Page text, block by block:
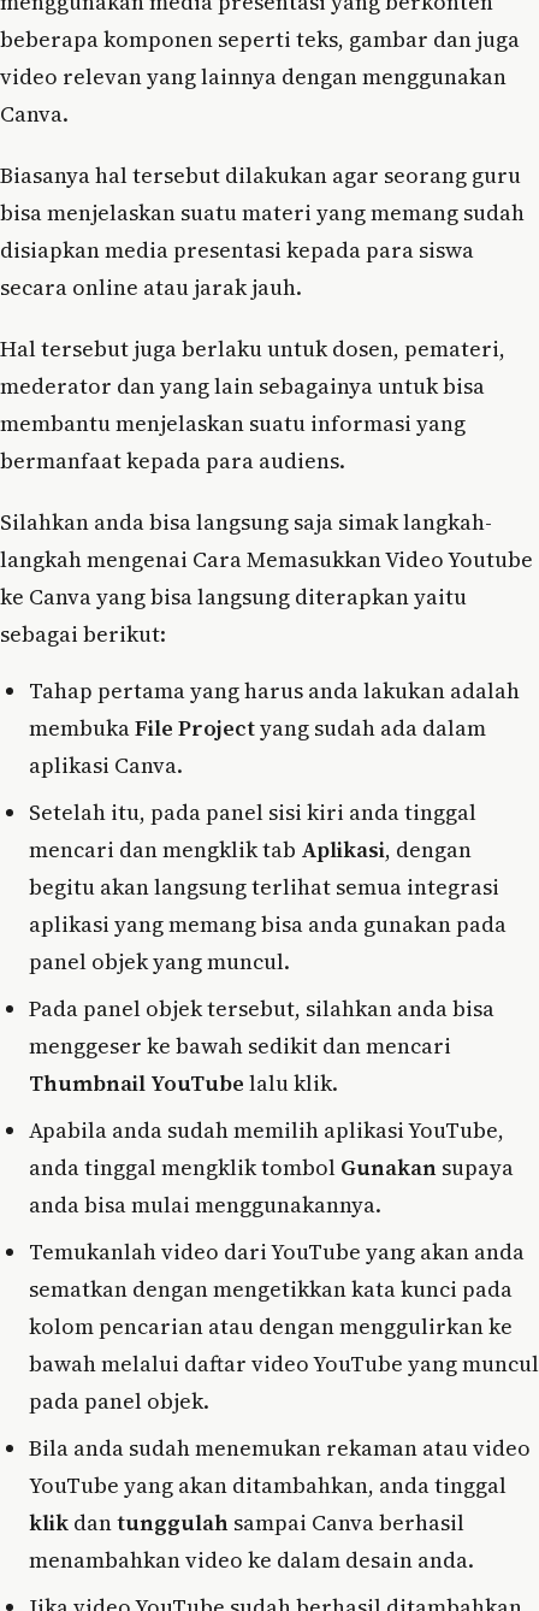
beberapa komponen seperti teks, gambar dan juga
video relevan yang lainnya dengan menggunakan
Canva.
Biasanya hal tersebut dilakukan agar seorang guru
bisa menjelaskan suatu materi yang memang sudah
disiapkan media presentasi kepada para siswa
secara online atau jarak jauh.
Hal tersebut juga berlaku untuk dosen, pemateri,
mederator dan yang lain sebagainya untuk bisa
membantu menjelaskan suatu informasi yang
bermanfaat kepada para audiens.
Silahkan anda bisa langsung saja simak langkah-
langkah mengenai Cara Memasukkan Video Youtube
ke Canva yang bisa langsung diterapkan yaitu
sebagai berikut:
Tahap pertama yang harus anda lakukan adalah
membukaFile Projectyang sudah ada dalam
aplikasi Canva.
Setelah itu, pada panel sisi kiri anda tinggal
mencari dan mengklik tab Aplikasi, dengan
begitu akan langsung terlihat semua integrasi
aplikasi yang memang bisa anda gunakan pada
panel objek yang muncul.
Pada panel objek tersebut, silahkan anda bisa
menggeser ke bawah sedikit dan mencari
Thumbnail YouTube lalu klik.
Apabila anda sudah memilih aplikasi YouTube,
anda tinggal mengklik tombol Gunakan supaya
anda bisa mulai menggunakannya.
Temukanlah video dari YouTube yang akan anda
sematkan dengan mengetikkan kata kunci pada
kolom pencarian atau dengan menggulirkan ke
bawah melalui daftar video YouTube yang muncul
pada panel objek.
Bila anda sudah menemukan rekaman atau video
YouTube yang akan ditambahkan, anda tinggal
klik dantunggulah sampai Canva berhasil
menambahkan video ke dalam desain anda.